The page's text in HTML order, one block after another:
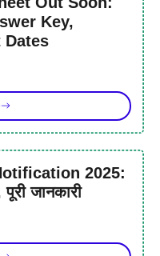
Key,
2025:
जानकारी